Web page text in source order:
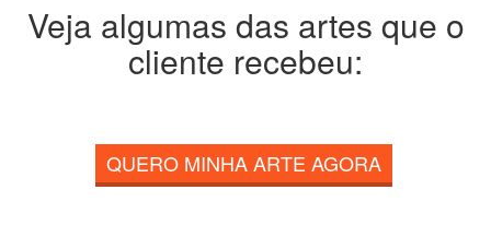
Veja algumas das artes que o
cliente recebeu:
QUERO MINHA ARTE AGORA